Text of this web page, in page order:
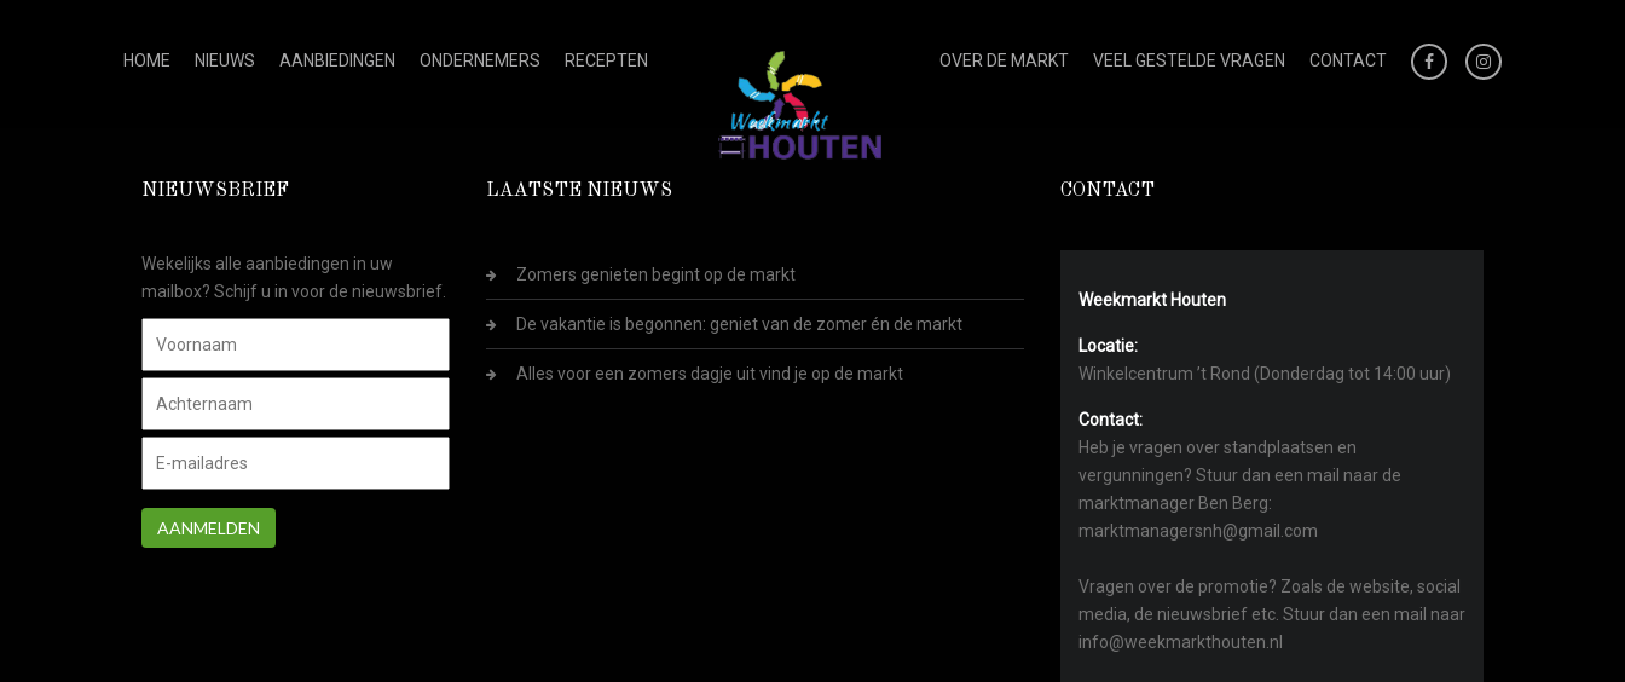
HOME NIEUWS AANBIEDINGEN ONDERNEMERS RECEPTEN OVER DE MARKT VEEL GESTELDE VRAGEN CONTACT
NIEUWSBRIEF
Wekelijks alle aanbiedingen in uw
mailbox? Schijf u in voor de nieuwsbrief.
AANMELDEN
LAATSTE NIEUWS
Zomers genieten begint op de markt
De vakantie is begonnen: geniet van de zomer én de markt
Alles voor een zomers dagje uit vind je op de markt
CONTACT
Weekmarkt Houten
Locatie:
Winkelcentrum ’t Rond (Donderdag tot 14:00 uur)
Contact:
Heb je vragen over standplaatsen en
vergunningen? Stuur dan een mail naar de
marktmanager Ben Berg:
marktmanagersnh@gmail.com
Vragen over de promotie? Zoals de website, social
media, de nieuwsbrief etc. Stuur dan een mail naar
info@weekmarkthouten.nl